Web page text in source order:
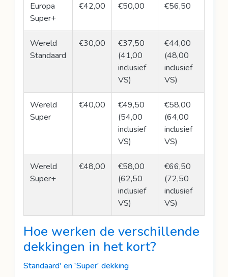
Europa
Super+
€42,00 €50,00 €56,50
Wereld
Standaard
€30,00
€37,50
(41,00
inclusief
VS)
€44,00
(48,00
inclusief
VS)
Wereld
Super
€40,00
€49,50
(54,00
inclusief
VS)
€58,00
(64,00
inclusief
VS)
Wereld
Super+
€48,00
€58,00
(62,50
inclusief
VS)
€66,50
(72,50
inclusief
VS)
Hoe werken de verschillende
dekkingen in het kort?
Standaard' en 'Super' dekking